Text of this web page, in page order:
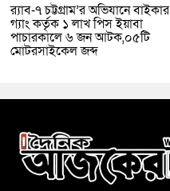
র‌্যাব-৭ চট্টগ্রাম’র অভিযানে বাইকার
গ্যাং কর্তৃক ১ লাখ পিস ইয়াবা
পাচারকালে ৬ জন আটক,০৫টি
মোটরসাইকেল জব্দ